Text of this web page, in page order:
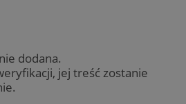
dodana.
jej treść zostanie